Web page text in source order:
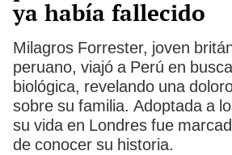
ya había fallecido
Milagros Forrester, joven
peruano, viajó a Perú en
biológica, revelando una
sobre su familia. Adoptada a
su vida en Londres fue
de conocer su historia.